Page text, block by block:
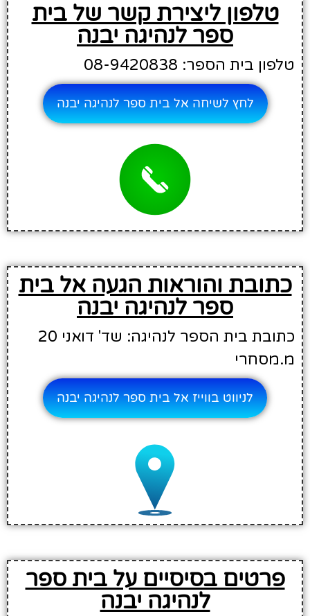
טלפון ליצירת קשר של בית
ספר לנהיגה יבנה
טלפון בית הספר: 08-9420838
לחץ לשיחה אל בית ספר לנהיגה יבנה
כתובת והוראות הגעה אל בית
ספר לנהיגה יבנה
כתובת בית הספר לנהיגה: שד' דואני 20
מ.מסחרי
לניווט בווייז אל בית ספר לנהיגה יבנה
פרטים בסיסיים על בית ספר
לנהיגה יבנה